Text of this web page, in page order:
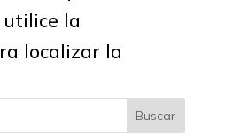
utilice la
localizar la
Buscar